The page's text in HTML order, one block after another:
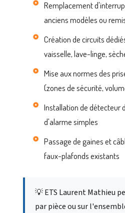
Remplacement
anciens modèles ou
Création de circuits
vaisselle, lave-linge,
Mise aux normes des
(zones de sécurité,
Installation de détecteur
d'alarme simples
Passage de gaines et
faux-plafonds existants
💡 ETS Laurent Mathieu
par pièce ou sur